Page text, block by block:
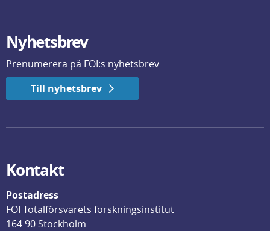
Nyhetsbrev
Prenumerera på FOI:s nyhetsbrev
Till nyhetsbrev
Kontakt
Postadress
FOI Totalförsvarets forskningsinstitut
164 90 Stockholm